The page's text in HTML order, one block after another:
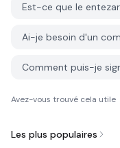
Avez-vous trouvé cela utile
Les plus populaires